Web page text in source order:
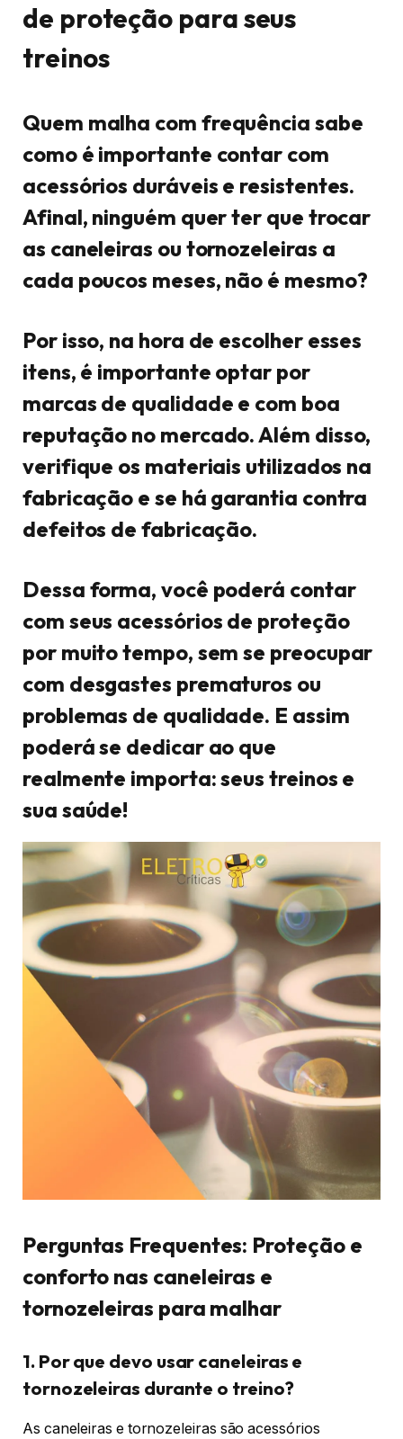
de proteção para seus
treinos
Quem malha com frequência sabe
como é importante contar com
acessórios duráveis e resistentes.
Afinal, ninguém quer ter que trocar
as caneleiras ou tornozeleiras a
cada poucos meses, não é mesmo?
Por isso, na hora de escolher esses
itens, é importante optar por
marcas de qualidade e com boa
reputação no mercado. Além disso,
verifique os materiais utilizados na
fabricação e se há garantia contra
defeitos de fabricação.
Dessa forma, você poderá contar
com seus acessórios de proteção
por muito tempo, sem se preocupar
com desgastes prematuros ou
problemas de qualidade. E assim
poderá se dedicar ao que
realmente importa: seus treinos e
sua saúde!
Perguntas Frequentes: Proteção e
conforto nas caneleiras e
tornozeleiras para malhar
1. Por que devo usar caneleiras e
tornozeleiras durante o treino?
As caneleiras e tornozeleiras são acessórios